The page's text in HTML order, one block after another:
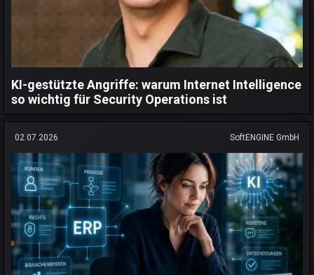
KI-gestützte Angriffe: warum Internet Intelligence
so wichtig für Security Operations ist
02.07.2026 SoftENGINE GmbH